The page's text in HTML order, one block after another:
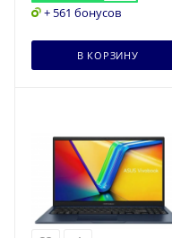
+ 561 бонусов
В КОРЗИНУ